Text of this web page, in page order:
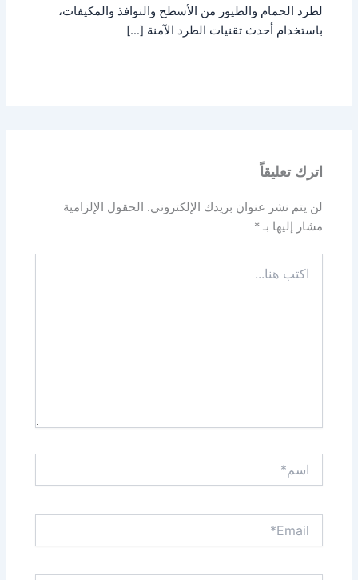
لطرد الحمام والطيور من الأسطح والنوافذ والمكيفات،
باستخدام أحدث تقنيات الطرد الآمنة […]
اترك تعليقاً
لن يتم نشر عنوان بريدك الإلكتروني.
الحقول الإلزامية
مشار إليها بـ*
هنا...